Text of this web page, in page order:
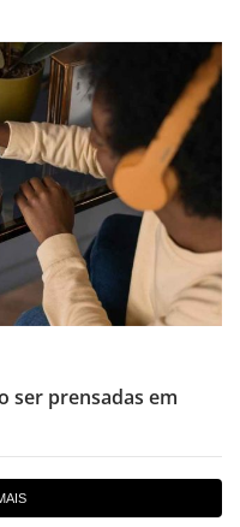
ser prensadas em